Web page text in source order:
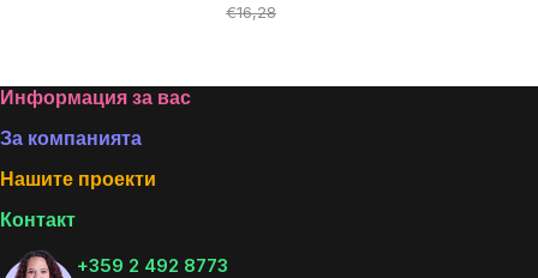
за
€16,28
Footer
Информация за вас
За компанията
Нашите проекти
Контакт
+359 2 492 8773